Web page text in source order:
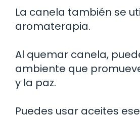
La canela también se
aromaterapia.
Al quemar canela,
ambiente que
y la paz.
Puedes usar aceites